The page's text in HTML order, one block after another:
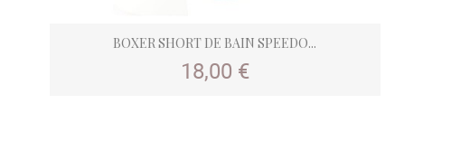
BOXER SHORT DE BAIN SPEEDO...
Prix
18,00 €